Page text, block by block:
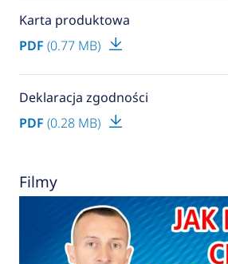
Karta produktowa
PDF (0.77 MB)
Deklaracja zgodności
PDF (0.28 MB)
Filmy